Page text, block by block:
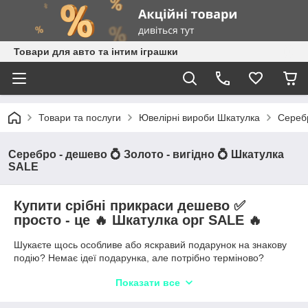
Товари для авто та інтим іграшки
Товари та послуги Ювелірні вироби Шкатулка
Серебро - дешево 💍 Золото - вигідно 💍 Шкатулка
SALE
Купити срібні прикраси дешево ✅
просто - це 🔥 Шкатулка орг SALE 🔥
Шукаєте щось особливе або яскравий подарунок на знакову
подію? Немає ідеї подарунка, але потрібно терміново?
вам в Shkatulka.org - великий ювелірний маркет для всієї
Показати все